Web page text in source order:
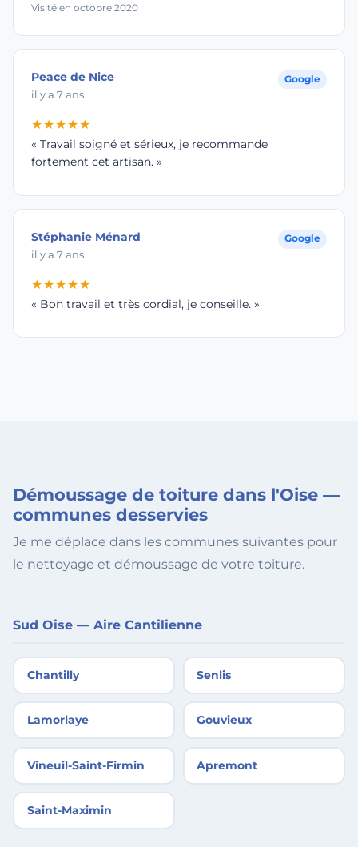
Visité en octobre 2020
Peace de Nice
il y a 7 ans
Google
★★★★★
« Travail soigné et sérieux, je recommande
fortement cet artisan. »
Stéphanie Ménard
il y a 7 ans
Google
★★★★★
« Bon travail et très cordial, je conseille. »
Démoussage de toiture dans l'Oise —
communes desservies
Je me déplace dans les communes suivantes pour
le nettoyage et démoussage de votre toiture.
Sud Oise — Aire Cantilienne
Chantilly Senlis
Lamorlaye Gouvieux
Vineuil-Saint-Firmin Apremont
Saint-Maximin